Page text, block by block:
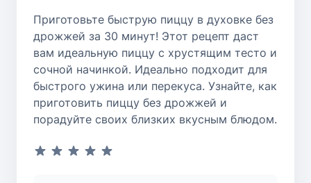
Приготовьте быструю пиццу в духовке без
дрожжей за 30 минут! Этот рецепт даст
вам идеальную пиццу с хрустящим тесто и
сочной начинкой. Идеально подходит для
быстрого ужина или перекуса. Узнайте, как
приготовить пиццу без дрожжей и
порадуйте своих близких вкусным блюдом.